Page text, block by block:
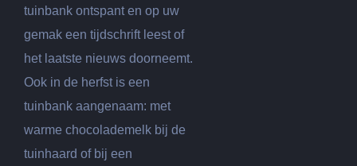
tuinbank ontspant en op uw
gemak een tijdschrift leest of
het laatste nieuws doorneemt.
Ook in de herfst is een
tuinbank aangenaam: met
warme chocolademelk bij de
tuinhaard of bij een